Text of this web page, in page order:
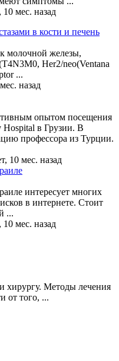
10 мес. назад
в кости и печень
молочной железы,
Her2/neo(Ventana
...
назад
опытом посещения
в Грузии. В
профессора из Турции.
10 мес. назад
интересует многих
в интернете. Стоит
...
10 мес. назад
хирургу. Методы лечения
от того, ...